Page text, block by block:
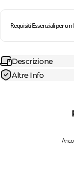
Requisiti Essenziali per
Descrizione
Altre Info